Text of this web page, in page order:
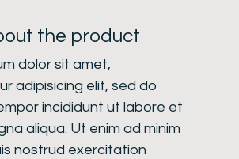
the product
dolor sit amet,
adipisicing elit, sed do
incididunt ut labore et
aliqua. Ut enim ad minim
nostrud exercitation